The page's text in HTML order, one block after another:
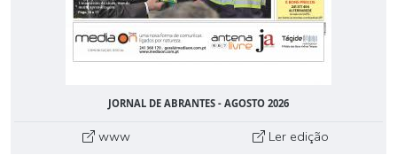
JORNAL DE ABRANTES - AGOSTO 2026
www Ler edição